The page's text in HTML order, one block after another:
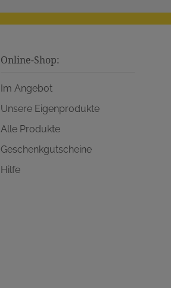
Online-Shop:
Im Angebot
Unsere Eigenprodukte
Alle Produkte
Geschenkgutscheine
Hilfe